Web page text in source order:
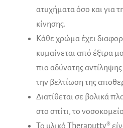
ατυχήματα όσο και για
κίνησης.
Κάθε χρώμα έχει
κυμαίνεται από έξτρα
πιο αδύνατης
την βελτίωση της
Διατίθεται σε βολικά
στο σπίτι, το
Το υλικό Theraputty®